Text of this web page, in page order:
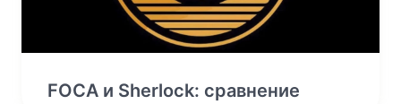
FOCA и Sherlock: сравнение